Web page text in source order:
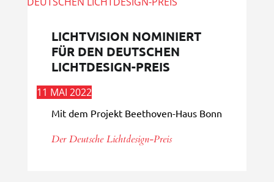
LICHTVISION NOMINIERT
FÜR DEN DEUTSCHEN
LICHTDESIGN-PREIS
11 MAI 2022
Mit dem Projekt Beethoven-Haus Bonn
Der Deutsche Lichtdesign-Preis